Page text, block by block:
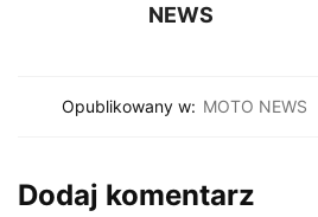
NEWS
Opublikowany w: MOTO NEWS
Dodaj komentarz